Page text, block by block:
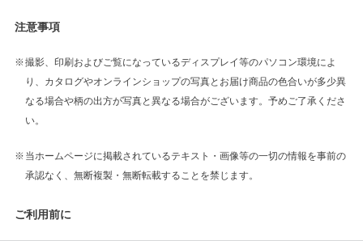
注意事項
撮影、印刷およびご覧になっているディスプレイ等のパソコン環境によ
り、カタログやオンラインショップの写真とお届け商品の色合いが多少異
なる場合や柄の出方が写真と異なる場合がございます。予めご了承くださ
い。
当ホームページに掲載されているテキスト・画像等の一切の情報を事前の
承認なく、無断複製・無断転載することを禁じます。
ご利用前に